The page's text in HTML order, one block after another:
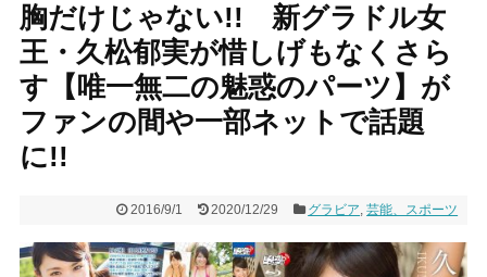
胸だけじゃない!! 新グラドル女
王・久松郁実が惜しげもなくさら
す【唯一無二の魅惑のパーツ】が
ファンの間や一部ネットで話題
に!!
2016/9/1 2020/12/29 グラビア,芸能、スポーツ